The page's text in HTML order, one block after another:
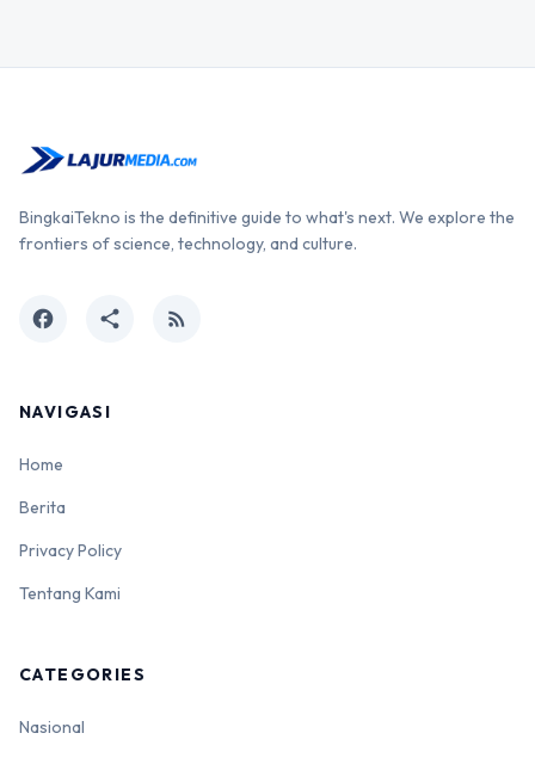
BingkaiTekno is the definitive guide to what's next. We explore the
frontiers of science, technology, and culture.
facebook share rss_feed
NAVIGASI
Home
Berita
Privacy Policy
Tentang Kami
CATEGORIES
Nasional